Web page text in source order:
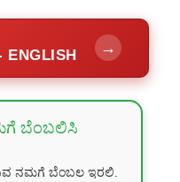
ENGLISH →
ಬೆಂಬಲಿಸಿ
ನಮಗೆ ಬೆಂಬಲ ಇರಲಿ.